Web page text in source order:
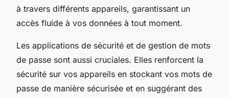
à travers différents appareils, garantissant un
accès fluide à vos données à tout moment.
Les applications de sécurité et de gestion de mots
de passe sont aussi cruciales. Elles renforcent la
sécurité sur vos appareils en stockant vos mots de
passe de manière sécurisée et en suggérant des